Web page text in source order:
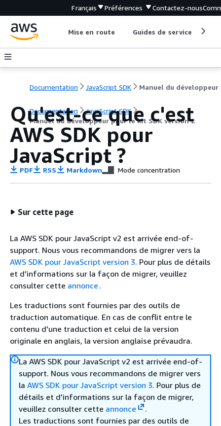
Français Préférences Contactez-nous
Mise en route Guides de service
Documentation JavaScript SDK
Documentation
JavaScript SDK
Manuel du développeur pour le kit SDK version 2
Qu'est-ce que c'est
AWS SDK pour
JavaScript ?
PDF RSS Markdown Mode concentration
Sur cette page
La AWS SDK pour JavaScript v2 est arrivée end-of-
support. Nous vous recommandons de migrer vers la
AWS SDK pour JavaScript version 3. Pour plus de détails
et d'informations sur la façon de migrer, veuillez
consulter cette annonce .
Les traductions sont fournies par des outils de
traduction automatique. En cas de conflit entre le
contenu d'une traduction et celui de la version
originale en anglais, la version anglaise prévaudra.
La AWS SDK pour JavaScript v2 est arrivée end-of-
support. Nous vous recommandons de migrer vers
la AWS SDK pour JavaScript version 3. Pour plus de
détails et d'informations sur la façon de migrer,
veuillez consulter cette annonce
.
Les traductions sont fournies par des outils de